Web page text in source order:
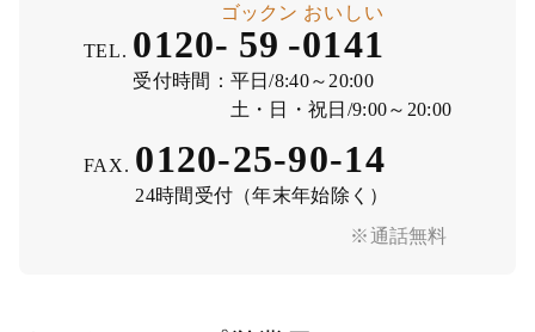
※通話無料
TEL. 0120- 59
ゴックン
-0141
おいしい
受付時間： 平日/8:40～20:00
土・日・祝日/9:00～20:00
FAX. 0120-25-90-14
24時間受付（年末年始除く）